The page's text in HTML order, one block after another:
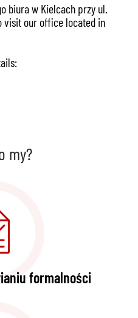
biura w Kielcach przy ul.
visit our office located in
my?
formalności